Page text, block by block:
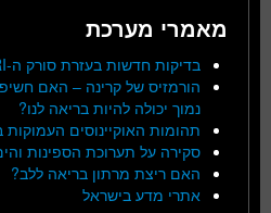
מאמרי מערכת
בדיקות חדשות בעזרת סורק ה-MRI
הורמזיס של קרינה – האם
נמוך יכולה להיות בריאה לנו?
תהומות האוקיינוסים העמוקות
סקירה על תערוכת הספינות
האם ריצת מרתון בריאה ללב?
אתרי מדע בישראל